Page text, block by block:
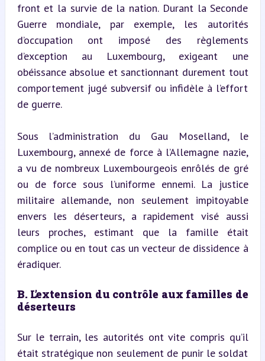
front et la survie de la nation. Durant la Seconde
Guerre mondiale, par exemple, les autorités
d’occupation ont imposé des règlements
d’exception au Luxembourg, exigeant une
obéissance absolue et sanctionnant durement tout
comportement jugé subversif ou infidèle à l’effort
de guerre.
Sous l’administration du Gau Moselland, le
Luxembourg, annexé de force à l’Allemagne nazie,
a vu de nombreux Luxembourgeois enrôlés de gré
ou de force sous l’uniforme ennemi. La justice
militaire allemande, non seulement impitoyable
envers les déserteurs, a rapidement visé aussi
leurs proches, estimant que la famille était
complice ou en tout cas un vecteur de dissidence à
éradiquer.
B. L’extension du contrôle aux familles de
déserteurs
Sur le terrain, les autorités ont vite compris qu’il
était stratégique non seulement de punir le soldat